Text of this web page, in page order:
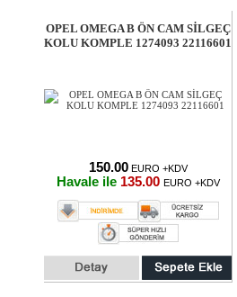
OPEL OMEGA B ÖN CAM SİLGEÇ
KOLU KOMPLE 1274093 22116601
150.00 EURO +KDV
Havale ile 135.00 EURO +KDV